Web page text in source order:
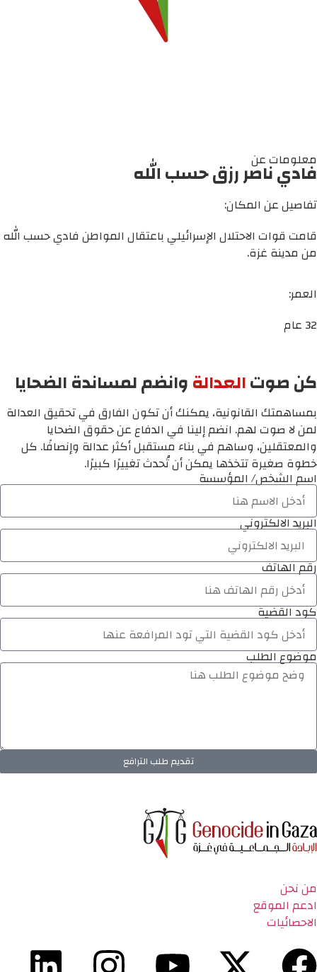
معلومات عن
فادي ناصر رزق حسب الله
تفاصيل عن المكان:
قامت قوات الاحتلال الإسرائيلي باعتقال المواطن فادي حسب الله
من مدينة غزة.
العمر:
32 عام
كن صوتالعدالةوانضم لمساندة الضحايا
بمساهمتك القانونية، يمكنك أن تكون الفارق في تحقيق العدالة
لمن لا صوت لهم. انضم إلينا في الدفاع عن حقوق الضحايا
والمعتقلين، وساهم في بناء مستقبل أكثر عدالة وإنصافًا. كل
خطوة صغيرة تتخذها يمكن أن تُحدث تغييرًا كبيرًا.
اسم الشخص/ المؤسسة
البريد الالكتروني
رقم الهاتف
كود القضية
موضوع الطلب
تقديم طلب الترافع
من نحن
ادعم الموقع
الاحصائيات